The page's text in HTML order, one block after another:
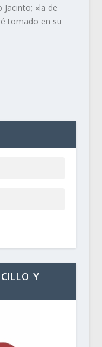
«la de
tomado en su
Y